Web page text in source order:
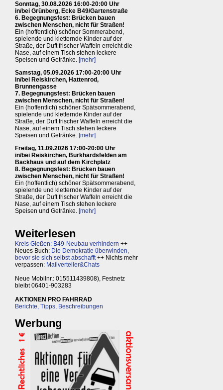
Sonntag, 30.08.2026 16:00-20:00 Uhr
in/bei Grünberg, Ecke B49/Gartenstraße
6. Begegnungsfest: Brücken bauen
zwischen Menschen, nicht für Straßen!
Ein (hoffentlich) schöner Sommerabend,
spielende und kletternde Kinder auf der
Straße, der Duft frischer Waffeln erreicht die
Nase, auf einem Tisch stehen leckere
Speisen und Getränke. [mehr]
Samstag, 05.09.2026 17:00-20:00 Uhr
in/bei Reiskirchen, Hattenrod,
Brunnengasse
7. Begegnungsfest: Brücken bauen
zwischen Menschen, nicht für Straßen!
Ein (hoffentlich) schöner Spätsommerabend,
spielende und kletternde Kinder auf der
Straße, der Duft frischer Waffeln erreicht die
Nase, auf einem Tisch stehen leckere
Speisen und Getränke. [mehr]
Freitag, 11.09.2026 17:00-20:00 Uhr
in/bei Reiskirchen, Burkhardsfelden am
Backhaus und auf dem Kirchplatz
8. Begegnungsfest: Brücken bauen
zwischen Menschen, nicht für Straßen!
Ein (hoffentlich) schöner Spätsommerabend,
spielende und kletternde Kinder auf der
Straße, der Duft frischer Waffeln erreicht die
Nase, auf einem Tisch stehen leckere
Speisen und Getränke. [mehr]
Weiterlesen
Kreis Gießen: B49-Neubau verhindern ++
Neues Buch: Die Demokratie überwinden,
bevor sie sich selbst abschafft++ Nichts mehr
verpassen: Mailverteiler&Chats
Neue Mobilnr.: 015511439808), Festnetz
bleibt 06401-903283
AKTIONEN PRO FAHRRAD
Berichte, Tipps, Beschreibungen
Werbung